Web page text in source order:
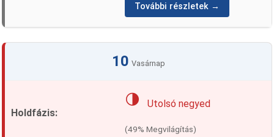
További részletek →
10 Vasárnap
🌗 Utolsó negyed
(49% Megvilágítás)